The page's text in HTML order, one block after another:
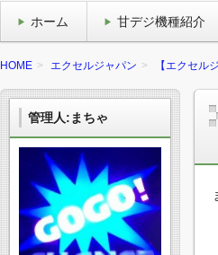
ホーム 甘デジ機種紹介
HOME エクセルジャパン 【エクセル
管理人:まちゃ